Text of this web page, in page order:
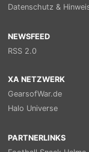
Datenschutz &
NEWSFEED
RSS 2.0
XA NETZWERK
GearsofWar.de
Halo Universe
PARTNERLINKS